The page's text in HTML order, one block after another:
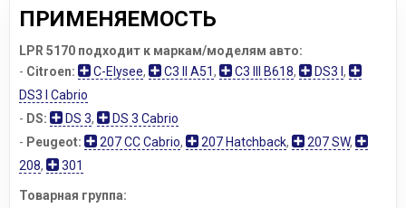
ПРИМЕНЯЕМОСТЬ
LPR 5170 подходит к маркам/моделям авто:
- Citroen: C-Elysee, C3 II A51, C3 III B618, DS3 I ,
DS3 I Cabrio
- DS: DS 3,
DS 3 Cabrio
- Peugeot: 207 CC Cabrio, 207 Hatchback, 207 SW,
208, 301
Товарная группа: